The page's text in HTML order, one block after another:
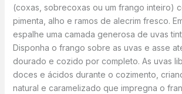
(coxas, sobrecoxas ou um frango inteiro)
pimenta, alho e ramos de alecrim fresco.
espalhe uma camada generosa de uvas
Disponha o frango sobre as uvas e asse
dourado e cozido por completo. As uvas
doces e ácidos durante o cozimento,
natural e caramelizado que impregna o